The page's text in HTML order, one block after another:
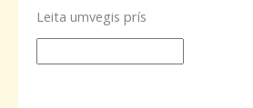
Leita umvegis prís